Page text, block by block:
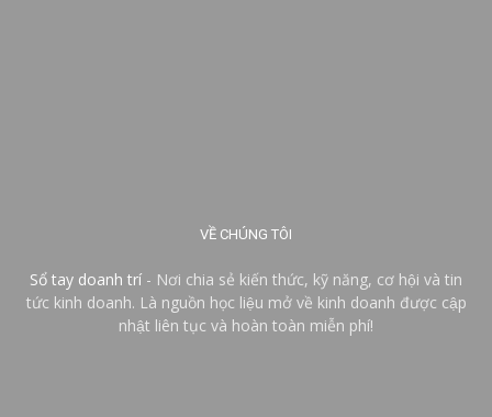
VỀ CHÚNG TÔI
Sổ tay doanh trí - Nơi chia sẻ kiến thức, kỹ năng, cơ hội và tin
tức kinh doanh. Là nguồn học liệu mở về kinh doanh được cập
nhật liên tục và hoàn toàn miễn phí!